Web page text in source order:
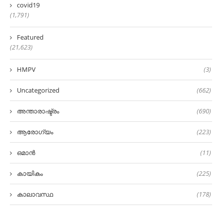
covid19
(1,791)
Featured
(21,623)
HMPV (3)
Uncategorized (662)
അന്താരാഷ്ട്രം (690)
ആരോഗ്യം (223)
ഒമാൻ (11)
കായികം (225)
കാലാവസ്ഥ (178)